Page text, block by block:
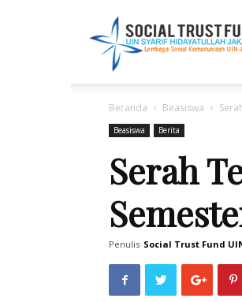
Jakarta
Beranda Beasiswa
Beasiswa Berita
Serah
Penulis Social Trust Fund